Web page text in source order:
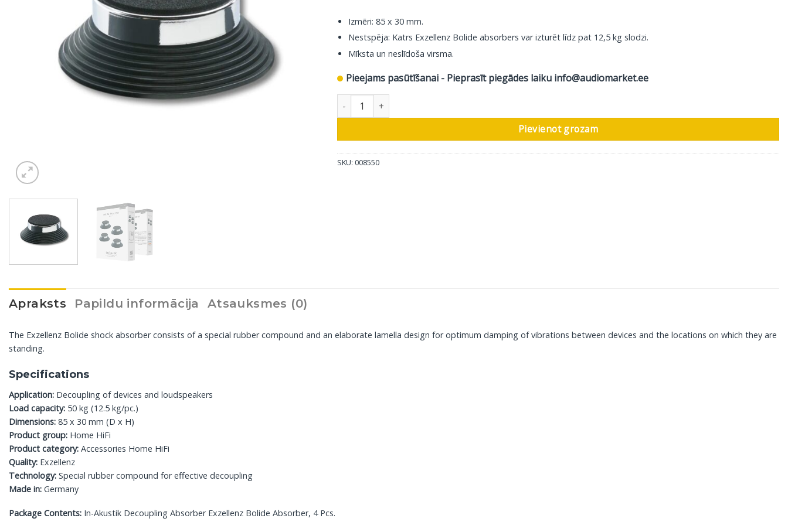
Izmēri: 85 x 30 mm.
Nestspēja: Katrs Exzellenz Bolide absorbers var izturēt līdz pat 12,5 kg slodzi.
Mīksta un neslīdoša virsma.
Pieejams pasūtīšanai - Pieprasīt piegādes laiku info@audiomarket.ee
In-Akustik Atbalsta Absorbers Exzellenz Bolide Absorber, 4 gab. daudzums
Pievienot grozam
SKU: 008550
Apraksts Papildu informācija Atsauksmes (0)
The Exzellenz Bolide shock absorber consists of a special rubber compound and an elaborate lamella design for optimum damping of vibrations between devices and the locations on which they are
standing.
Specifications
Application: Decoupling of devices and loudspeakers
Load capacity: 50 kg (12.5 kg/pc.)
Dimensions: 85 x 30 mm (D x H)
Product group: Home HiFi
Product category: Accessories Home HiFi
Quality: Exzellenz
Technology: Special rubber compound for effective decoupling
Made in: Germany
Package Contents: In-Akustik Decoupling Absorber Exzellenz Bolide Absorber, 4 Pcs.